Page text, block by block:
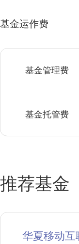
基金运作费
基金管理费
基金托管费
推荐基金
华夏移动互